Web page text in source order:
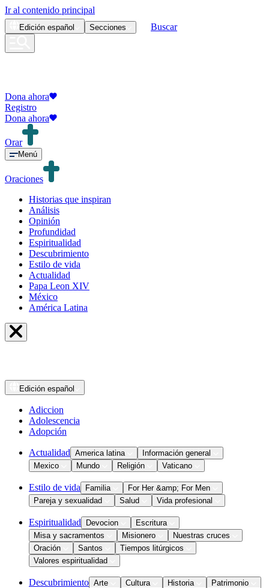
Ir al contenido principal
Edición español Secciones Buscar
Dona ahora
Registro
Dona ahora
Orar
Menú
Oraciones
Historias que inspiran
Análisis
Opinión
Profundidad
Espiritualidad
Descubrimiento
Estilo de vida
Actualidad
Papa Leon XIV
México
América Latina
Edición español
Adiccion
Adolescencia
Adopción
Actualidad America latina
Información general
Mexico
Mundo Religión Vaticano
Estilo de vida Familia
For Her &amp; For Men
Pareja y sexualidad
Salud Vida profesional
Espiritualidad Devocion
Escritura
Misa y sacramentos
Misionero
Nuestras cruces
Oración
Santos
Tiempos litúrgicos
Valores espiritualidad
Descubrimiento Arte Cultura Historia
Patrimonio